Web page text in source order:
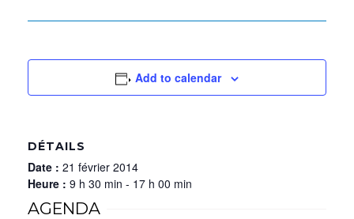
Add to calendar
DÉTAILS
Date : 21 février 2014
Heure : 9 h 30 min - 17 h 00 min
AGENDA